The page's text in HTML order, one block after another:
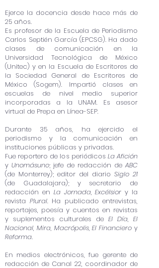
Ejerce la docencia desde hace más de
25 años.
Es profesor de la Escuela de Periodismo
Carlos Septién García (EPCSG). Ha dado
clases de comunicación en la
Universidad Tecnológica de México
(Unitec) y en la Escuela de Escritores de
la Sociedad General de Escritores de
México (Sogem). Impartió clases en
escuelas de nivel medio superior
incorporadas a la UNAM. Es asesor
virtual de Prepa en Línea-SEP.
Durante 35 años, ha ejercido el
periodismo y la comunicación en
instituciones públicas y privadas.
Fue reportero de los periódicos La Afición
y Unomásuno; jefe de redacción deABC
(de Monterrey); editor del diario Siglo 21
(de Guadalajara); y secretario de
redacción en La Jornada,Excélsior y la
revista Plural. Ha publicado entrevistas,
reportajes, poesía y cuentos en revistas
y suplementos culturales de El Día, El
Nacional, Mira, Macrópolis,El Financiero y
Reforma.
En medios electrónicos, fue gerente de
redacción de Canal 22, coordinador de